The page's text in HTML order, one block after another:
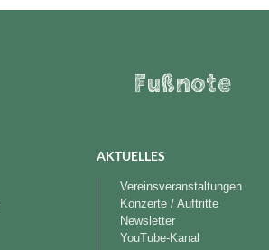
Fußnote
AKTUELLES
Vereinsveranstaltungen
Konzerte / Auftritte
Newsletter
YouTube-Kanal